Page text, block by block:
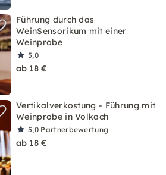
Führung durch das
WeinSensorikum mit einer
Weinprobe
5,0
ab 18 €
Vertikalverkostung - Führung mit
Weinprobe in Volkach
5,0 Partnerbewertung
ab 18 €